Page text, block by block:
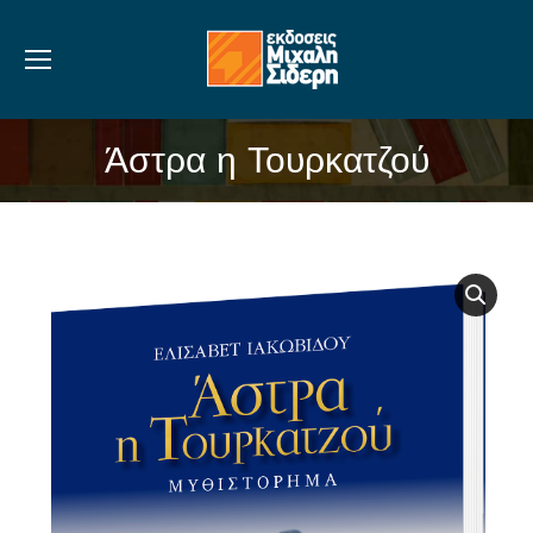
Άστρα η Τουρκατζού
You are here: